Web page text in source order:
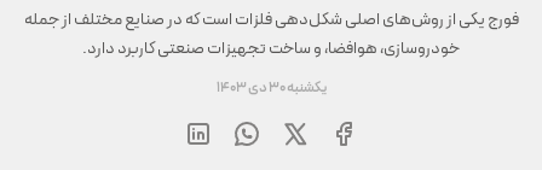
فورج یکی از روش‌های اصلی شکل‌دهی فلزات است که در صنایع مختلف از جمله
خودروسازی، هوافضا، و ساخت تجهیزات صنعتی کاربرد دارد.
یکشنبه 30 دی 1403